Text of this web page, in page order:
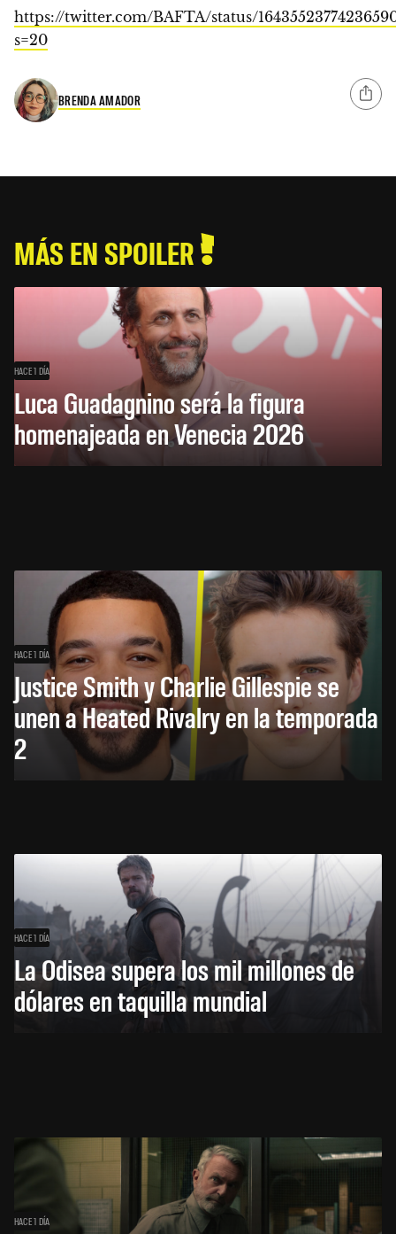
https://twitter.com/BAFTA/status/
s=20
BRENDA AMADOR
MÁS EN SPOILER
HACE 1 DÍA
Luca Guadagnino será la figura
homenajeada en Venecia 2026
HACE 1 DÍA
Justice Smith y Charlie Gillespie se
unen a Heated Rivalry en la temporada
2
HACE 1 DÍA
La Odisea supera los mil millones de
dólares en taquilla mundial
HACE 1 DÍA